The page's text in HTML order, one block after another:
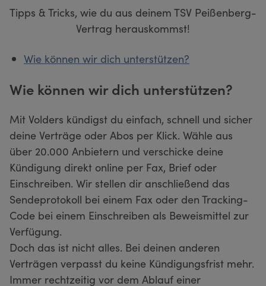
Tipps & Tricks, wie du aus deinem TSV Peißenberg-
Vertrag herauskommst!
Wie können wir dich unterstützen?
Wie können wir dich unterstützen?
Mit Volders kündigst du einfach, schnell und sicher
deine Verträge oder Abos per Klick. Wähle aus
über 20.000 Anbietern und verschicke deine
Kündigung direkt online per Fax, Brief oder
Einschreiben. Wir stellen dir anschließend das
Sendeprotokoll bei einem Fax oder den Tracking-
Code bei einem Einschreiben als Beweismittel zur
Verfügung.
Doch das ist nicht alles. Bei deinen anderen
Verträgen verpasst du keine Kündigungsfrist mehr.
Immer rechtzeitig vor dem Ablauf einer